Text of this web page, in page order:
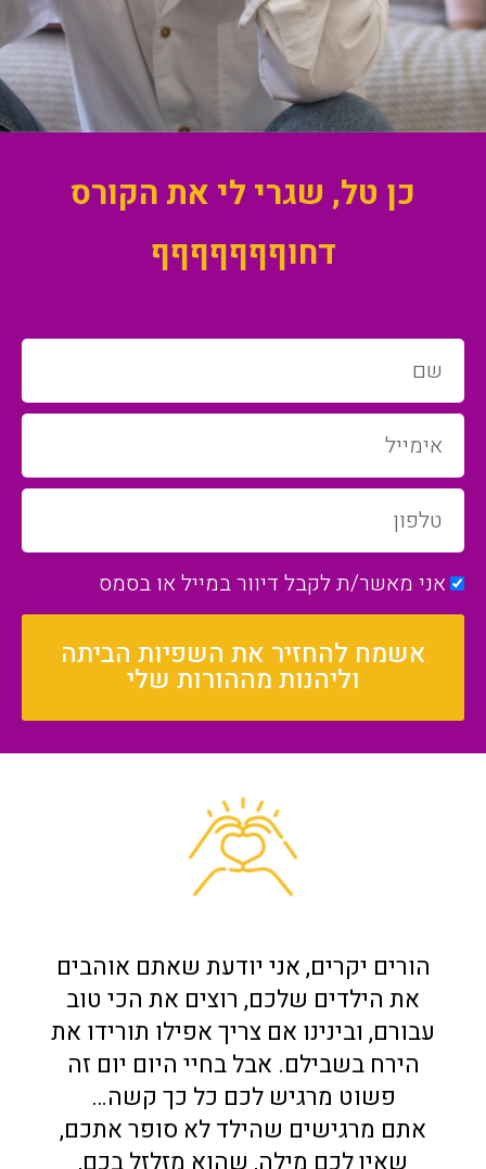
כן טל, שגרי לי את הקורס
דחוףףףףףףף
אני מאשר/ת לקבל דיוור במייל או בסמס
אשמח להחזיר את השפיות הביתה
וליהנות מההורות שלי
הורים יקרים, אני יודעת שאתם אוהבים
את הילדים שלכם, רוצים את הכי טוב
עבורם, ובינינו אם צריך אפילו תורידו את
הירח בשבילם. אבל בחיי היום יום זה
פשוט מרגיש לכם כל כך קשה…
אתם מרגישים שהילד לא סופר אתכם,